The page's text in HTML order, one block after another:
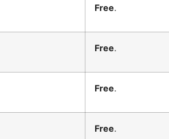
Free.
Free.
Free.
Free.